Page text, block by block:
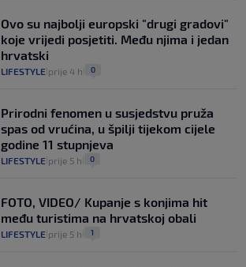
Ovo su najbolji europski "drugi gradovi"
koje vrijedi posjetiti. Među njima i jedan
hrvatski
LIFESTYLE prije 4 h 0
Prirodni fenomen u susjedstvu pruža
spas od vrućina, u špilji tijekom cijele
godine 11 stupnjeva
LIFESTYLE prije 5 h 0
FOTO, VIDEO/ Kupanje s konjima hit
među turistima na hrvatskoj obali
LIFESTYLE prije 5 h 1